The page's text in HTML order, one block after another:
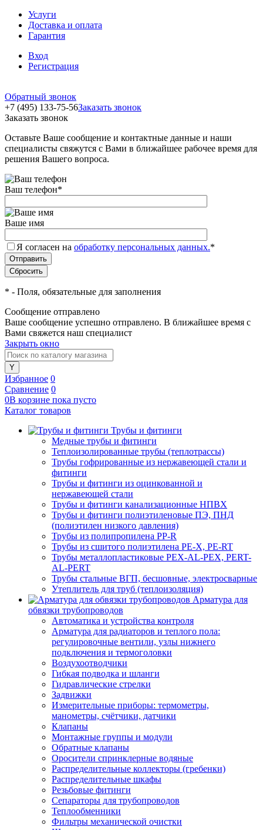
Услуги
Доставка и оплата
Гарантия
Вход
Регистрация
Обратный звонок
+7 (495) 133-75-56Заказать звонок
Заказать звонок
Оставьте Ваше сообщение и контактные данные и наши
специалисты свяжутся с Вами в ближайшее рабочее время для
решения Вашего вопроса.
Ваш телефон*
Ваше имя
Я согласен на обработку персональных данных.*
* - Поля, обязательные для заполнения
Сообщение отправлено
Ваше сообщение успешно отправлено. В ближайшее время с
Вами свяжется наш специалист
Закрыть окно
Избранное 0
Сравнение 0
0В корзине пока пусто
Каталог товаров
Трубы и фитинги
Медные трубы и фитинги
Теплоизолированные трубы (теплотрассы)
Трубы гофрированные из нержавеющей стали и
фитинги
Трубы и фитинги из оцинкованной и
нержавеющей стали
Трубы и фитинги канализационные НПВХ
Трубы и фитинги полиэтиленовые ПЭ, ПНД
(полиэтилен низкого давления)
Трубы из полипропилена PP-R
Трубы из сшитого полиэтилена PE-X, PE-RT
Трубы металлопластиковые PEX-AL-PEX, PERT-
AL-PERT
Трубы стальные ВГП, бесшовные, электросварные
Утеплитель для труб (теплоизоляция)
Арматура для
обвязки трубопроводов
Автоматика и устройства контроля
Арматура для радиаторов и теплого пола:
регулировочные вентили, узлы нижнего
подключения и термоголовки
Воздухоотводчики
Гибкая подводка и шланги
Гидравлические стрелки
Задвижки
Измерительные приборы: термометры,
манометры, счётчики, датчики
Клапаны
Монтажные группы и модули
Обратные клапаны
Оросители спринклерные водяные
Распределительные коллекторы (гребенки)
Распределительные шкафы
Резьбовые фитинги
Сепараторы для трубопроводов
Теплообменники
Фильтры механической очистки